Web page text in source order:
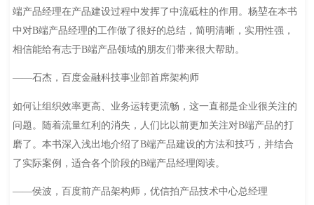
端产品经理在产品建设过程中发挥了中流砥柱的作用。杨堃在本书
中对B端产品经理的工作做了很好的总结，简明清晰，实用性强，
相信能给有志于B端产品领域的朋友们带来很大帮助。
——石杰，百度金融科技事业部首席架构师
如何让组织效率更高、业务运转更流畅，这一直都是企业很关注的
问题。随着流量红利的消失，人们比以前更加关注对B端产品的打
磨了。本书深入浅出地介绍了B端产品建设的方法和技巧，并结合
了实际案例，适合各个阶段的B端产品经理阅读。
——侯波，百度前产品架构师，优信拍产品技术中心总经理